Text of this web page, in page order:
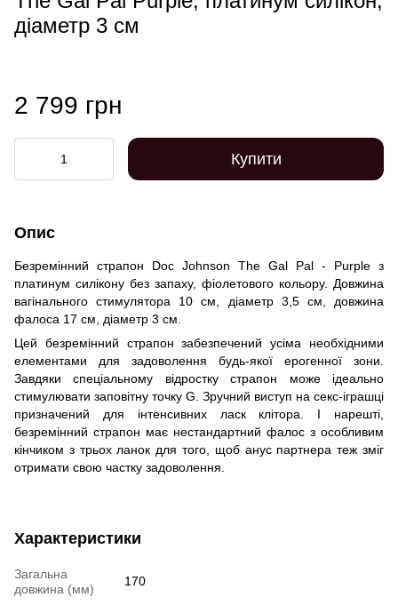
діаметр 3 см
2 799 грн
Купити
Опис
Безремінний страпон Doc Johnson The Gal Pal - Purple з
платинум силікону без запаху, фіолетового кольору. Довжина
вагінального стимулятора 10 см, діаметр 3,5 см, довжина
фалоса 17 см, діаметр 3 см.
Цей безремінний страпон забезпечений усіма необхідними
елементами для задоволення будь-якої ерогенної зони.
Завдяки спеціальному відростку страпон може ідеально
стимулювати заповітну точку G. Зручний виступ на секс-іграшці
призначений для інтенсивних ласк клітора. І нарешті,
безремінний страпон має нестандартний фалос з особливим
кінчиком з трьох ланок для того, щоб анус партнера теж зміг
отримати свою частку задоволення.
Характеристики
Загальна
довжина (мм)
170